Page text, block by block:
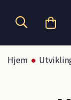
Hjem